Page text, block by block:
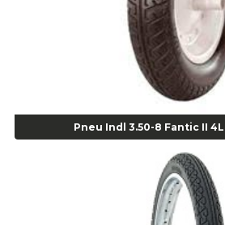
Alicate para Anéis Tipo Trava Câmbio 8134
Alicate para Balanceamento - Cod 03078
Alicate para trava de cambio 398 11" -
Alicate Universal - Cod 01718
Alicate Universal 8" Gedore - Cod 00133
Anel Centralizador Fiat 4 pçs - Amarelo -
Anel Centralizador GM 4 pçs - Azul - Cod
Anel Centralizador Honda 4 pçs - Vermelho
Anel Centralizador Peugeot 4pçs - Branco -
Pneu Indl 3.50-8 Fantic II